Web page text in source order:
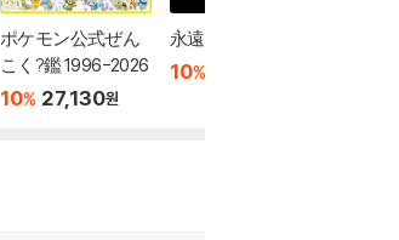
ポケモン公式ぜん
こく?鑑 1996-2026
10% 27,130원
永遠の記憶
10%